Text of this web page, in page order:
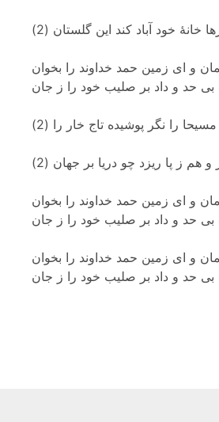
خانۀ خود آباد کند این گلستان (2)
و ای زمین حمد خداوند را بخوان
حد و داد بر صلیب خود را ز جان
را نگر پوشیده تاج خار را (2)
ز پا ریزد چو دریا بر جهان (2)
و ای زمین حمد خداوند را بخوان
حد و داد بر صلیب خود را ز جان
و ای زمین حمد خداوند را بخوان
حد و داد بر صلیب خود را ز جان